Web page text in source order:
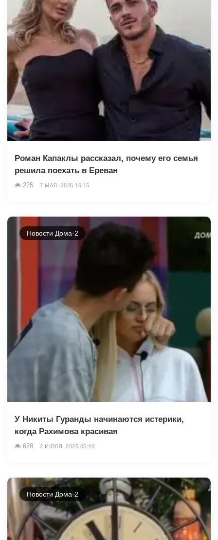
Роман Капаклы рассказал, почему его семья
решила поехать в Ереван
225 7 МАЯ, 2026 16:15
Новости Дома-2
У Никиты Гуранды начинаются истерики,
когда Рахимова красивая
628 2 ИЮЛЯ, 2025 05:40
Новости Дома-2